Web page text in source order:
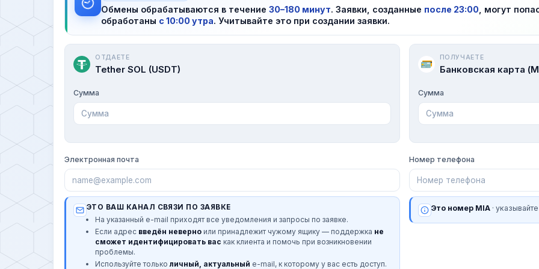
Обмены обрабатываются в течение 30–180 минут. Заявки, созданные после 23:00 , могут
обработаны с 10:00 утра. Учитывайте это при создании заявки.
ОТДАЕТЕ
Tether SOL (USDT)
Сумма
ПОЛУЧАЕТЕ
Банковская карта
Сумма
Электронная почта
ЭТО ВАШ КАНАЛ СВЯЗИ ПО ЗАЯВКЕ
На указанный e-mail приходят все уведомления и запросы по заявке.
Если адрес введён неверно или принадлежит чужому ящику — поддержка не
сможет идентифицировать вас как клиента и помочь при возникновении
проблемы.
Используйте только личный, актуальный e-mail, к которому у вас есть доступ.
Номер телефона
Это номер MIA·